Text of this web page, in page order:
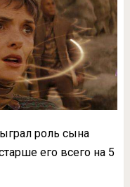
роль сына
его всего на 5